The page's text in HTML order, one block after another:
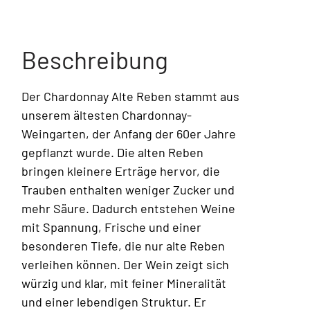
Beschreibung
Der Chardonnay Alte Reben stammt aus
unserem ältesten Chardonnay-
Weingarten, der Anfang der 60er Jahre
gepflanzt wurde. Die alten Reben
bringen kleinere Erträge hervor, die
Trauben enthalten weniger Zucker und
mehr Säure. Dadurch entstehen Weine
mit Spannung, Frische und einer
besonderen Tiefe, die nur alte Reben
verleihen können. Der Wein zeigt sich
würzig und klar, mit feiner Mineralität
und einer lebendigen Struktur. Er